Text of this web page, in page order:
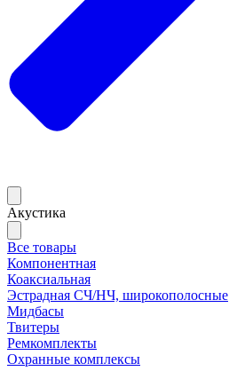
Акустика
Все товары
Компонентная
Коаксиальная
Эстрадная СЧ/НЧ, широкополосные
Мидбасы
Твитеры
Ремкомплекты
Охранные комплексы